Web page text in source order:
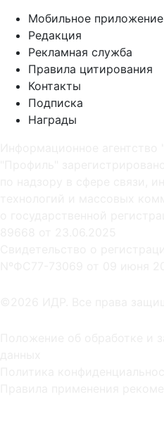
Мобильное приложение
Редакция
Рекламная служба
Правила цитирования
Контакты
Подписка
Награды